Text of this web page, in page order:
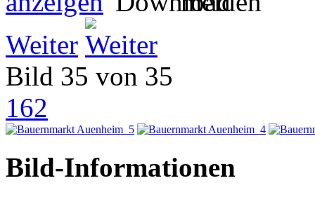
Weiter
Bild 35 von 35
162
Bild-Informationen